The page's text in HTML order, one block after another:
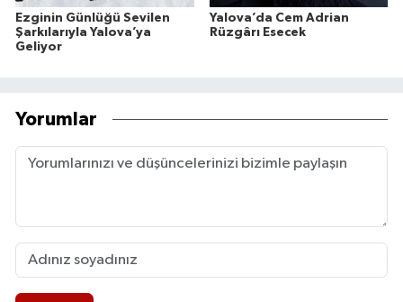
Ezginin Günlüğü Sevilen
Şarkılarıyla Yalova’ya
Geliyor
Yalova’da Cem Adrian
Rüzgârı Esecek
Yorumlar